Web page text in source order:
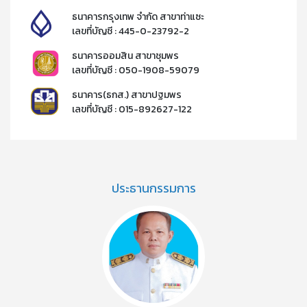
ธนาคารกรุงเทพ จำกัด สาขาท่าแซะ
เลขที่บัญชี : 445-0-23792-2​
ธนาคารออมสิน สาขาชุมพร
เลขที่บัญชี : 050-1908-59079​
ธนาคาร(ธกส.) สาขาปฐมพร
เลขที่บัญชี : 015-892627-122​​
ประธานกรรมการ